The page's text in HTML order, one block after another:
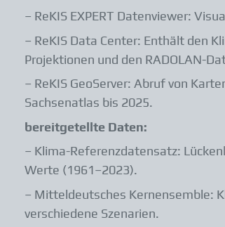
– ReKIS EXPERT Datenviewer:
– ReKIS Data Center: Enthält den
Projektionen und den RADOLAN-
– ReKIS GeoServer: Abruf von
Sachsenatlas bis 2025.
bereitgetellte Daten:
– Klima-Referenzdatensatz:
Werte (1961–2023).
– Mitteldeutsches Kernensemble:
verschiedene Szenarien.